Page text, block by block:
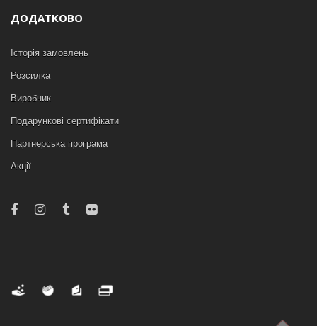
ДОДАТКОВО
Історія замовлень
Розсилка
Виробник
Подарункові сертифікати
Партнерська програма
Акції